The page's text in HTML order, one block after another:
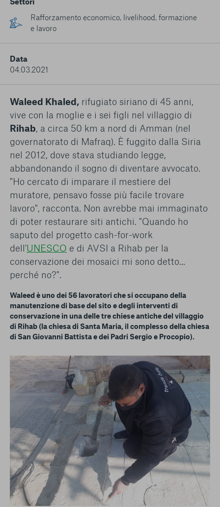
conto del fatto che il blocco di alcuni cookie può
condizionare l’esperienza sulla Piattaforma e il suo
funzionamento. Premendo “Conferma le mie scelte”, la
stata selezionata alcuna opzione, premere questo pulsante
equivarrà a rifiutare tutti i cookie. Per ulteriori informazioni, è
possibile consultare la nostra
Cookie di analisi
Cookies di marketing
Rafforzamento economico, livelihood, formazione
e lavoro
Data
04.03.2021
Waleed Khaled, rifugiato siriano di 45 anni,
vive con la moglie e i sei figli nel villaggio di
Rihab, a circa 50 km a nord di Amman (nel
governatorato di Mafraq). È fuggito dalla Siria
nel 2012, dove stava studiando legge,
abbandonando il sogno di diventare avvocato.
"Ho cercato di imparare il mestiere del
muratore, pensavo fosse più facile trovare
lavoro", racconta. Non avrebbe mai immaginato
di poter restaurare siti antichi. "Quando ho
saputo del progetto cash-for-work
dell'UNESCO e di AVSI a Rihab per la
conservazione dei mosaici mi sono detto...
perché no?".
Waleed è uno dei 56 lavoratori che si occupano della
manutenzione di base del sito e degli interventi di
conservazione in una delle tre chiese antiche del villaggio
di Rihab (la chiesa di Santa Maria, il complesso della chiesa
di San Giovanni Battista e dei Padri Sergio e Procopio).